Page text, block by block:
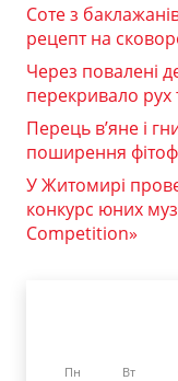
Соте з
рецепт на
Через повалені
перекривало рух
Перець в’яне і
поширення
У Житомирі
конкурс юних
Competition»
Пн Вт